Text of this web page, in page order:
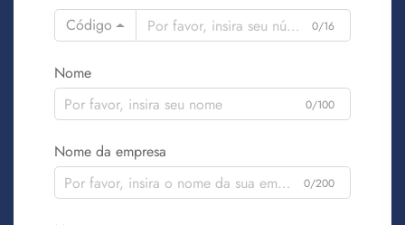
Código
0/16
Nome
0/100
Nome da empresa
0/200